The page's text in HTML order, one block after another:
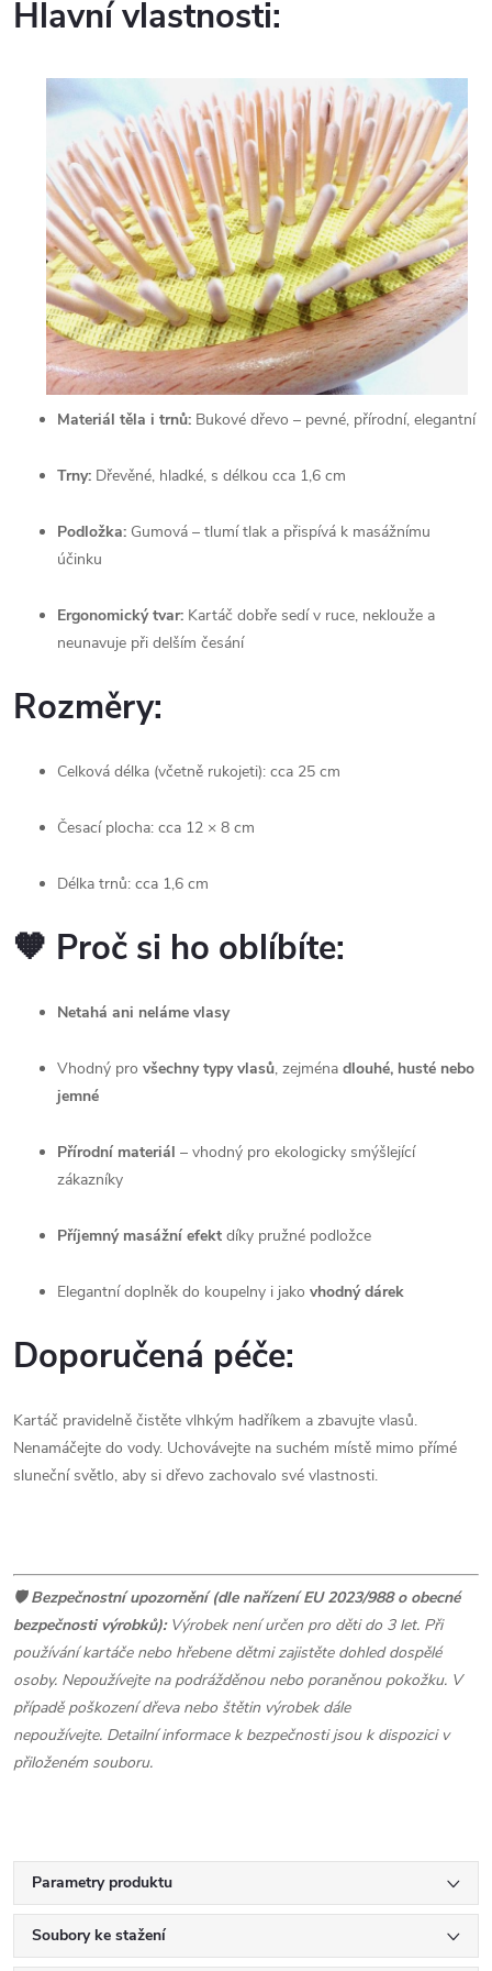
Hlavní vlastnosti:
Materiál těla i trnů: Bukové dřevo – pevné, přírodní, elegantní
Trny: Dřevěné, hladké, s délkou cca 1,6 cm
Podložka: Gumová – tlumí tlak a přispívá k masážnímu
účinku
Ergonomický tvar: Kartáč dobře sedí v ruce, neklouže a
neunavuje při delším česání
Rozměry:
Celková délka (včetně rukojeti): cca 25 cm
Česací plocha: cca 12 × 8 cm
Délka trnů: cca 1,6 cm
🧡 Proč si ho oblíbíte:
Netahá ani neláme vlasy
Vhodný pro všechny typy vlasů, zejména dlouhé, husté nebo
jemné
Přírodní materiál – vhodný pro ekologicky smýšlející
zákazníky
Příjemný masážní efekt díky pružné podložce
Elegantní doplněk do koupelny i jako vhodný dárek
Doporučená péče:
Kartáč pravidelně čistěte vlhkým hadříkem a zbavujte vlasů.
Nenamáčejte do vody. Uchovávejte na suchém místě mimo přímé
sluneční světlo, aby si dřevo zachovalo své vlastnosti.
🛡️ Bezpečnostní upozornění (dle nařízení EU 2023/988 o obecné
bezpečnosti výrobků):Výrobek není určen pro děti do 3 let. Při
používání kartáče nebo hřebene dětmi zajistěte dohled dospělé
osoby. Nepoužívejte na podrážděnou nebo poraněnou pokožku. V
případě poškození dřeva nebo štětin výrobek dále
nepoužívejte. Detailní informace k bezpečnosti jsou k dispozici v
přiloženém souboru.
Parametry produktu
Soubory ke stažení